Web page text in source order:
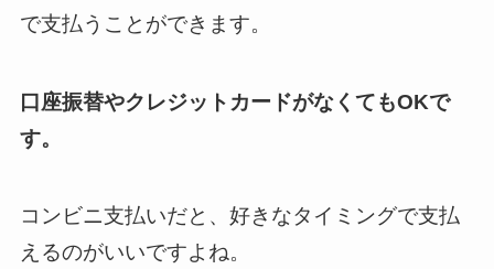
で支払うことができます。
口座振替やクレジットカードがなくてもOKで
す。
コンビニ支払いだと、好きなタイミングで支払
えるのがいいですよね。